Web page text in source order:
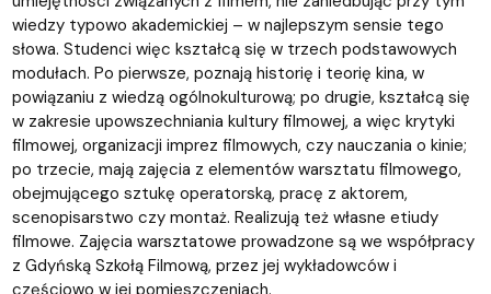
wiedzy typowo akademickiej – w najlepszym sensie tego
słowa. Studenci więc kształcą się w trzech podstawowych
modułach. Po pierwsze, poznają historię i teorię kina, w
powiązaniu z wiedzą ogólnokulturową; po drugie, kształcą się
w zakresie upowszechniania kultury filmowej, a więc krytyki
filmowej, organizacji imprez filmowych, czy nauczania o kinie;
po trzecie, mają zajęcia z elementów warsztatu filmowego,
obejmującego sztukę operatorską, pracę z aktorem,
scenopisarstwo czy montaż. Realizują też własne etiudy
filmowe. Zajęcia warsztatowe prowadzone są we współpracy
z Gdyńską Szkołą Filmową, przez jej wykładowców i
częściowo w jej pomieszczeniach.